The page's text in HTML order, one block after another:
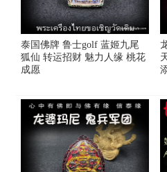
泰国佛牌 鲁士golf 蓝姬九尾
狐仙 转运招财 魅力人缘 桃花
成愿